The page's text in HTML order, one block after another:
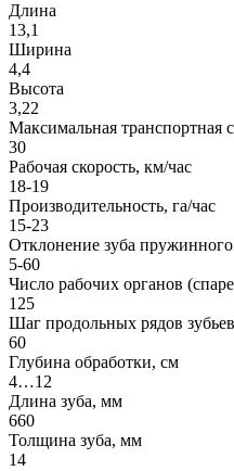
Длина
13,1
Ширина
4,4
Высота
3,22
Максимальная транспортная
30
Рабочая скорость, км/час
18-19
Производительность, га/час
15-23
Отклонение зуба пружинного
5-60
Число рабочих органов
125
Шаг продольных рядов
60
Глубина обработки, см
4…12
Длина зуба, мм
660
Толщина зуба, мм
14